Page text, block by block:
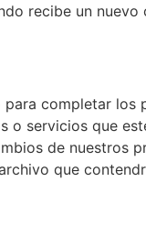
recibe un
completar los
o servicios que
de nuestros
que